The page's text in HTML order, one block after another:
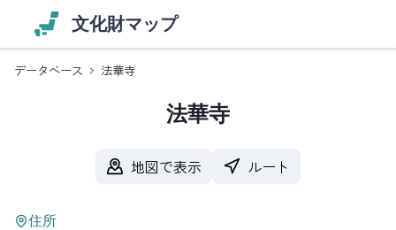
文化財マップ
データベース 法華寺
法華寺
地図で表示 ルート
住所